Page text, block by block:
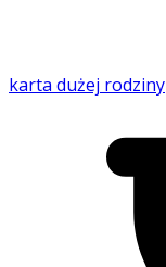
karta dużej rodziny